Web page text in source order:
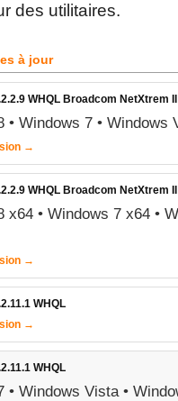
des utilitaires.
à jour
WHQL Broadcom NetXtrem
• Windows 7 • Windows
→
WHQL Broadcom NetXtrem
x64 • Windows 7 x64 •
→
WHQL
→
WHQL
• Windows Vista •